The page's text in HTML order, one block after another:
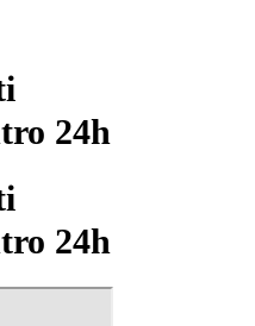
24h
24h